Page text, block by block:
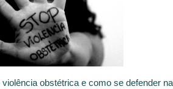
violência obstétrica e como se defender na